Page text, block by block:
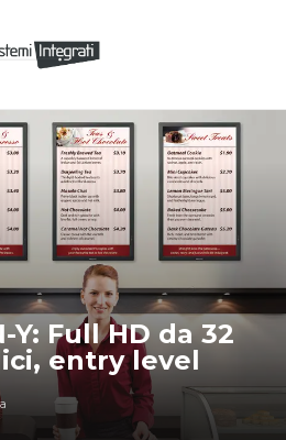
Y: Full HD da 32
entry level